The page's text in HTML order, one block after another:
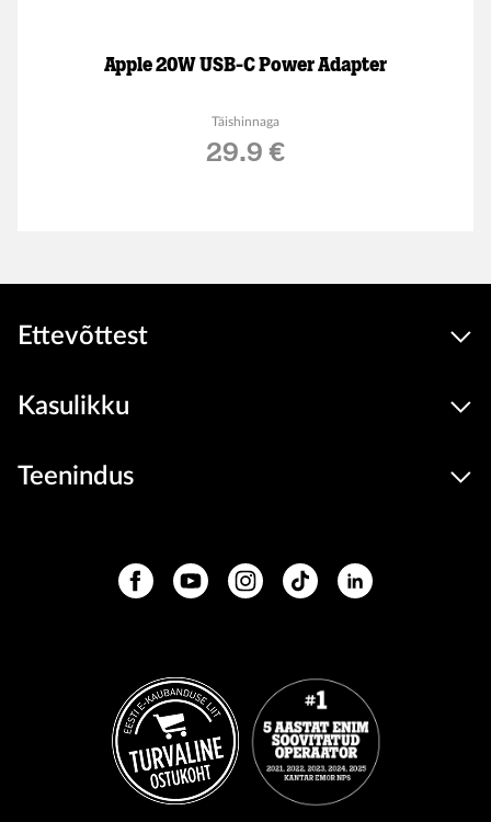
Apple 20W USB-C Power Adapter
Täishinnaga
29.9 €
Ettevõttest
Kasulikku
Teenindus